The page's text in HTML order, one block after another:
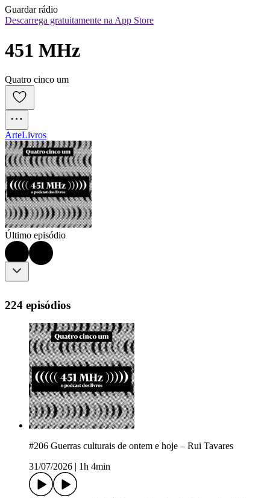
Guardar rádio
Descarrega gratuitamente na App Store
451 MHz
Quatro cinco um
ArteLivros
Último episódio
224 episódios
#206 Guerras culturais de ontem e hoje – Rui Tavares
31/07/2026
1h 4min